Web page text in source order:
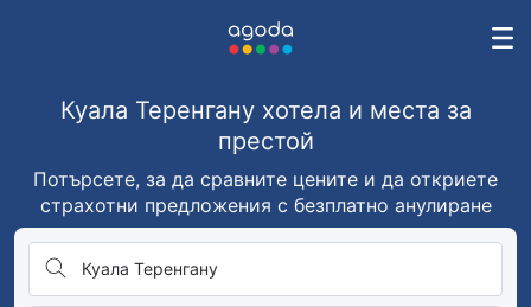
Куала Теренгану хотела и места за
престой
Потърсете, за да сравните цените и да откриете
страхотни предложения с безплатно анулиране
Куала Теренгану